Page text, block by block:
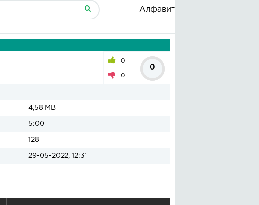
Алфавит
0
0
0
4,58 MB
5:00
128
29-05-2022, 12:31